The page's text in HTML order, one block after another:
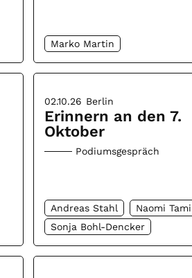
Marko Martin
02.10.26 Berlin
Erinnern an den 7.
Oktober
Podiumsgespräch
Andreas Stahl
Naomi
Sonja Bohl-Dencker